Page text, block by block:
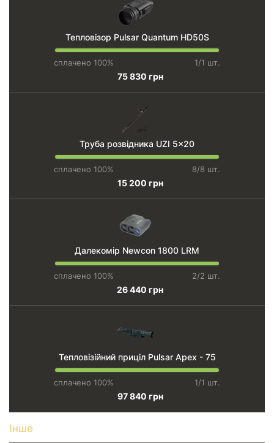
Тепловізор Pulsar Quantum HD50S
сплачено 100% 1/1 шт.
75 830 грн
Труба розвідника UZI 5x20
сплачено 100% 8/8 шт.
15 200 грн
Далекомір Newcon 1800 LRM
сплачено 100% 2/2 шт.
26 440 грн
Тепловізійний приціл Pulsar Apex - 75
сплачено 100% 1/1 шт.
97 840 грн
Інше